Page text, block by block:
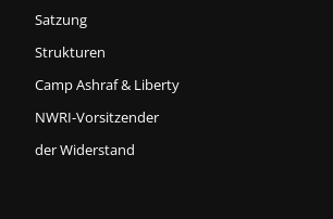
Satzung
Strukturen
Camp Ashraf & Liberty
NWRI-Vorsitzender
der Widerstand